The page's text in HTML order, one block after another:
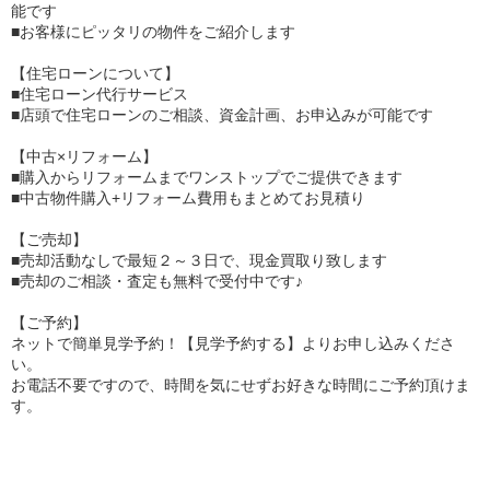
能です
■お客様にピッタリの物件をご紹介します
【住宅ローンについて】
■住宅ローン代行サービス
■店頭で住宅ローンのご相談、資金計画、お申込みが可能です
【中古×リフォーム】
■購入からリフォームまでワンストップでご提供できます
■中古物件購入+リフォーム費用もまとめてお見積り
【ご売却】
■売却活動なしで最短２～３日で、現金買取り致します
■売却のご相談・査定も無料で受付中です♪
【ご予約】
ネットで簡単見学予約！【見学予約する】よりお申し込みくださ
い。
お電話不要ですので、時間を気にせずお好きな時間にご予約頂けま
す。